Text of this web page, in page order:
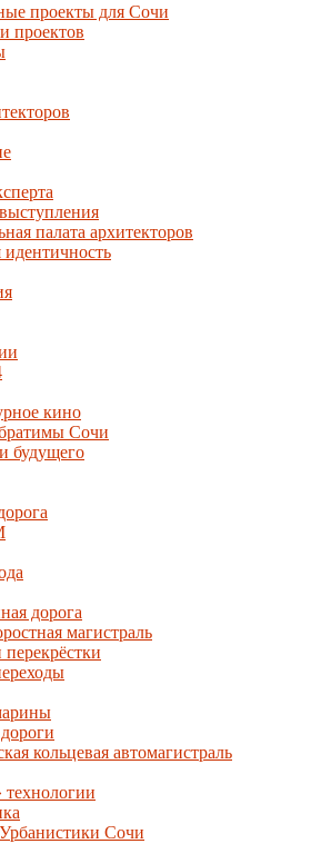
проекты для Сочи
проектов
палата архитекторов
идентичность
кино
Сочи
будущего
дорога
магистраль
перекрёстки
кольцевая автомагистраль
технологии
Сочи